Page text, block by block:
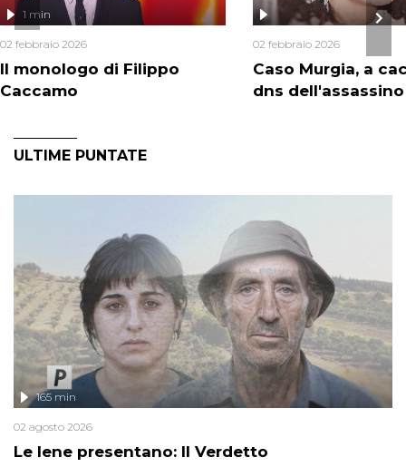
Il monologo di Filippo
Caccamo
1 min
02 febbraio 2026
Caso Murgia, a
dns dell'assassino
02 febbraio 2026
ULTIME PUNTATE
Le Iene presentano: Il Verdetto
165 min
02 agosto 2026